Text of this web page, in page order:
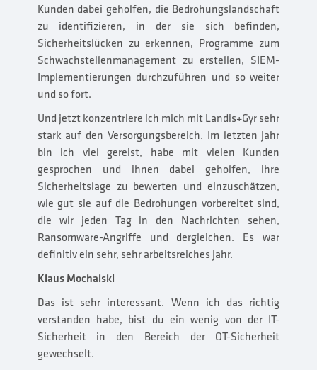
Kunden dabei geholfen, die Bedrohungslandschaft
zu identifizieren, in der sie sich befinden,
Sicherheitslücken zu erkennen, Programme zum
Schwachstellenmanagement zu erstellen, SIEM-
Implementierungen durchzuführen und so weiter
und so fort.
Und jetzt konzentriere ich mich mit Landis+Gyr sehr
stark auf den Versorgungsbereich. Im letzten Jahr
bin ich viel gereist, habe mit vielen Kunden
gesprochen und ihnen dabei geholfen, ihre
Sicherheitslage zu bewerten und einzuschätzen,
wie gut sie auf die Bedrohungen vorbereitet sind,
die wir jeden Tag in den Nachrichten sehen,
Ransomware-Angriffe und dergleichen. Es war
definitiv ein sehr, sehr arbeitsreiches Jahr.
Klaus Mochalski
Das ist sehr interessant. Wenn ich das richtig
verstanden habe, bist du ein wenig von der IT-
Sicherheit in den Bereich der OT-Sicherheit
gewechselt.